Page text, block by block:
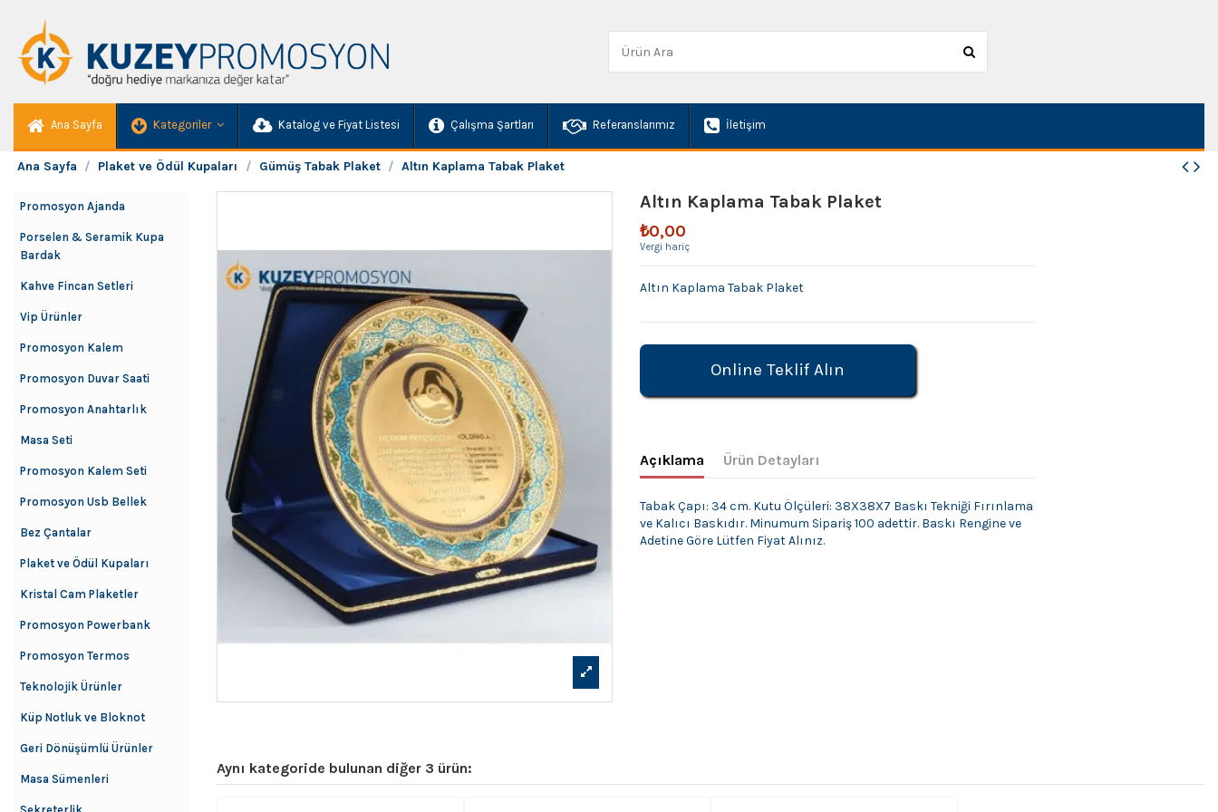
Ana Sayfa Kategoriler Katalog ve Fiyat Listesi Çalışma Şartları Referanslarımız İletişim
Ana Sayfa Plaket ve Ödül Kupaları Gümüş Tabak Plaket Altın Kaplama Tabak Plaket
Altın Kaplama Tabak Plaket
₺0,00
Vergi hariç
Altın Kaplama Tabak Plaket
Online Teklif Alın
Açıklama Ürün Detayları
Tabak Çapı: 34 cm. Kutu Ölçüleri: 38X38X7 Baskı Tekniği Fırınlama
ve Kalıcı Baskıdır. Minumum Sipariş 100 adettir. Baskı Rengine ve
Adetine Göre Lütfen Fiyat Alınız.
Aynı kategoride bulunan diğer 3 ürün:
Promosyon Ajanda
Porselen & Seramik Kupa
Bardak
Kahve Fincan Setleri
Vip Ürünler
Promosyon Kalem
Promosyon Duvar Saati
Promosyon Anahtarlık
Masa Seti
Promosyon Kalem Seti
Promosyon Usb Bellek
Bez Çantalar
Plaket ve Ödül Kupaları
Kristal Cam Plaketler
Promosyon Powerbank
Promosyon Termos
Teknolojik Ürünler
Küp Notluk ve Bloknot
Geri Dönüşümlü Ürünler
Masa Sümenleri